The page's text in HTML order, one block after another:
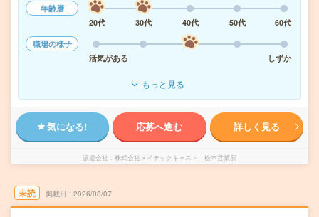
年齢層
20代
30代 40代 50代
60代
職場の様子
活気がある
しずか
もっと見る
気になる! 応募へ進む 詳しく見る
派遣会社 株式会社メイテックキャスト 松本営業所
未読 掲載日 2026/08/07